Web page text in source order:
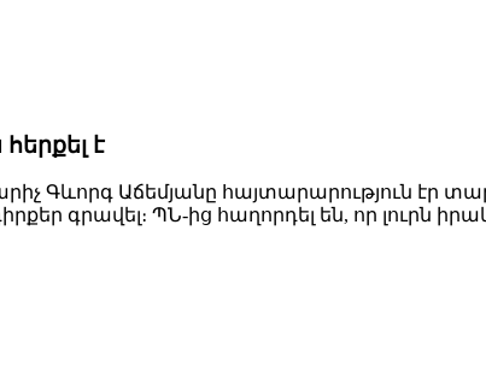
է
Աճեմյանը հայտարարություն էր
գրավել։ ՊՆ-ից հաղորդել են, որ լուրն